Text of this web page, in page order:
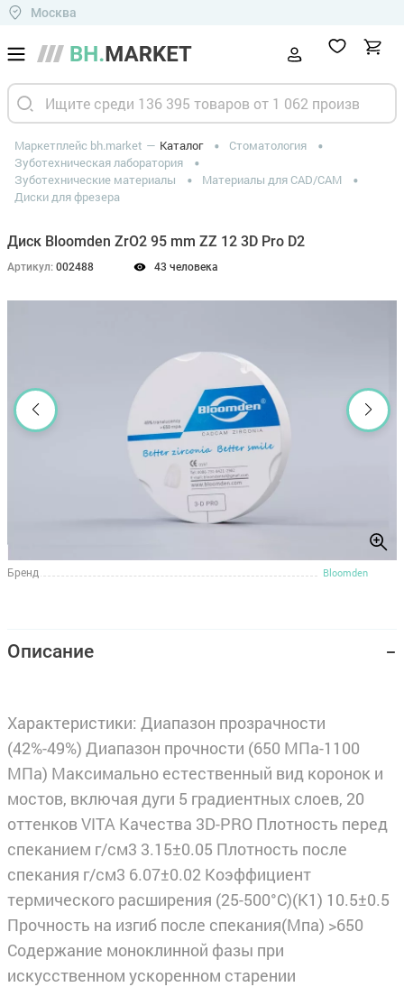
Москва
Маркетплейс bh.market Каталог
Стоматология
Зуботехническая лаборатория
Зуботехнические материалы
Материалы для CAD/CAM
Диски для фрезера
Диск Bloomden ZrO2 95 mm ZZ 12 3D Pro D2
Артикул: 002488 43 человека
Бренд Bloomden
Описание
Характеристики: Диапазон прозрачности
(42%-49%) Диапазон прочности (650 МПа-1100
МПа) Максимально естественный вид коронок и
мостов, включая дуги 5 градиентных слоев, 20
оттенков VITA Качества 3D-PRO Плотность перед
спеканием г/см3 3.15±0.05 Плотность после
спекания г/см3 6.07±0.02 Коэффициент
термического расширения (25-500°С)(К1) 10.5±0.5
Прочность на изгиб после спекания(Мпа) >650
Содержание моноклинной фазы при
искусственном ускоренном старении